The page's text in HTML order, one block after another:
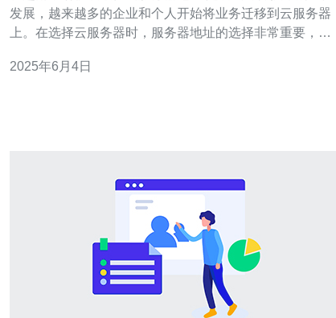
发展，越来越多的企业和个人开始将业务迁移到云服务器
上。在选择云服务器时，服务器地址的选择非常重要，因
在越南市场获取最佳的云服务器地址。 越南作为东南亚新
2025年6月4日